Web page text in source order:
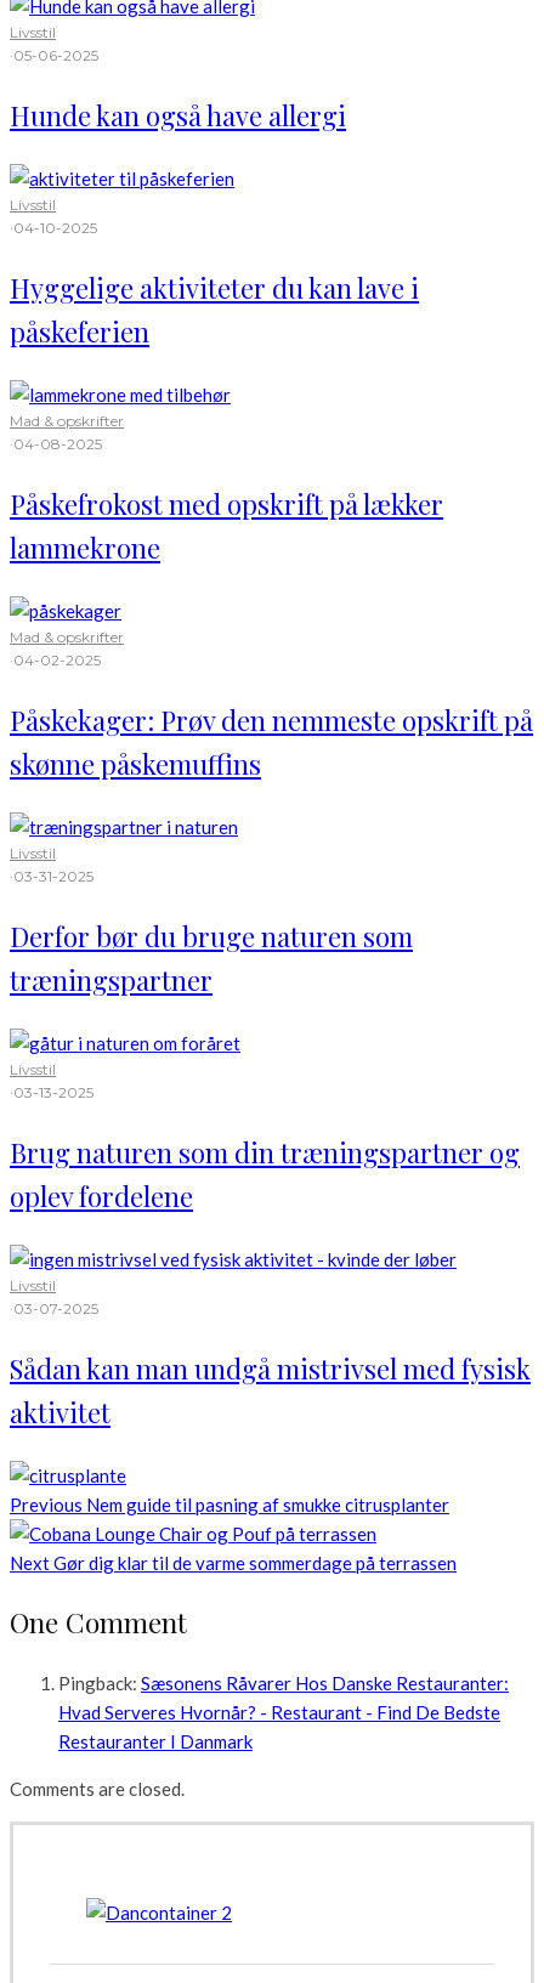
Livsstil
·05-06-2025
Hunde kan også have allergi
Livsstil
·04-10-2025
Hyggelige aktiviteter du kan lave i
påskeferien
Mad & opskrifter
·04-08-2025
Påskefrokost med opskrift på lækker
lammekrone
Mad & opskrifter
·04-02-2025
Påskekager: Prøv den nemmeste opskrift på
skønne påskemuffins
Livsstil
·03-31-2025
Derfor bør du bruge naturen som
træningspartner
Livsstil
·03-13-2025
Brug naturen som din træningspartner og
oplev fordelene
Livsstil
·03-07-2025
Sådan kan man undgå mistrivsel med fysisk
aktivitet
Previous Nem guide til pasning af smukke citrusplanter
NextGør dig klar til de varme sommerdage på terrassen
One Comment
Pingback: Sæsonens Råvarer Hos Danske Restauranter:
Hvad Serveres Hvornår? - Restaurant - Find De Bedste
Restauranter I Danmark
Comments are closed.